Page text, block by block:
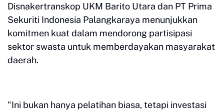
Disnakertranskop UKM Barito Utara dan PT Prima
Sekuriti Indonesia Palangkaraya menunjukkan
komitmen kuat dalam mendorong partisipasi
sektor swasta untuk memberdayakan masyarakat
daerah.
"Ini bukan hanya pelatihan biasa, tetapi investasi